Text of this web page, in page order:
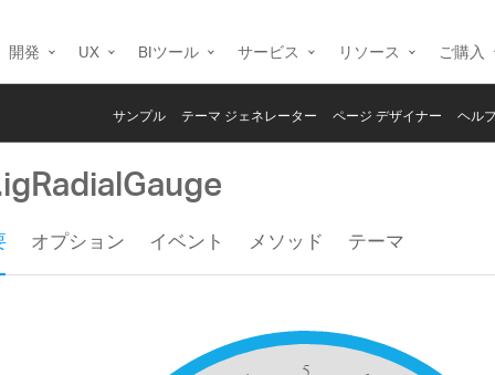
開発 UX BIツール サービス リソース ご購入
サンプル テーマ ジェネレーター ページ デザイナー ヘル
オプション イベント メソッド テーマ